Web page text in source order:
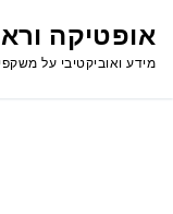
לתוכןאופטיקה
מידע ואוביקטיבי על